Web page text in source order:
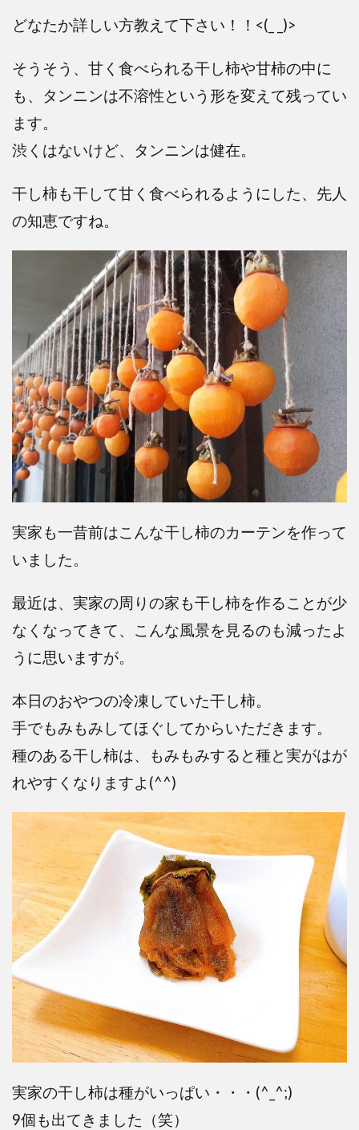
どなたか詳しい方教えて下さい！！<(_ _)>
そうそう、甘く食べられる干し柿や甘柿の中に
も、タンニンは不溶性という形を変えて残ってい
ます。
渋くはないけど、タンニンは健在。
干し柿も干して甘く食べられるようにした、先人
の知恵ですね。
実家も一昔前はこんな干し柿のカーテンを作って
いました。
最近は、実家の周りの家も干し柿を作ることが少
なくなってきて、こんな風景を見るのも減ったよ
うに思いますが。
本日のおやつの冷凍していた干し柿。
手でもみもみしてほぐしてからいただきます。
種のある干し柿は、もみもみすると種と実がはが
れやすくなりますよ(^^)
実家の干し柿は種がいっぱい・・・(^_^;)
9個も出てきました（笑）